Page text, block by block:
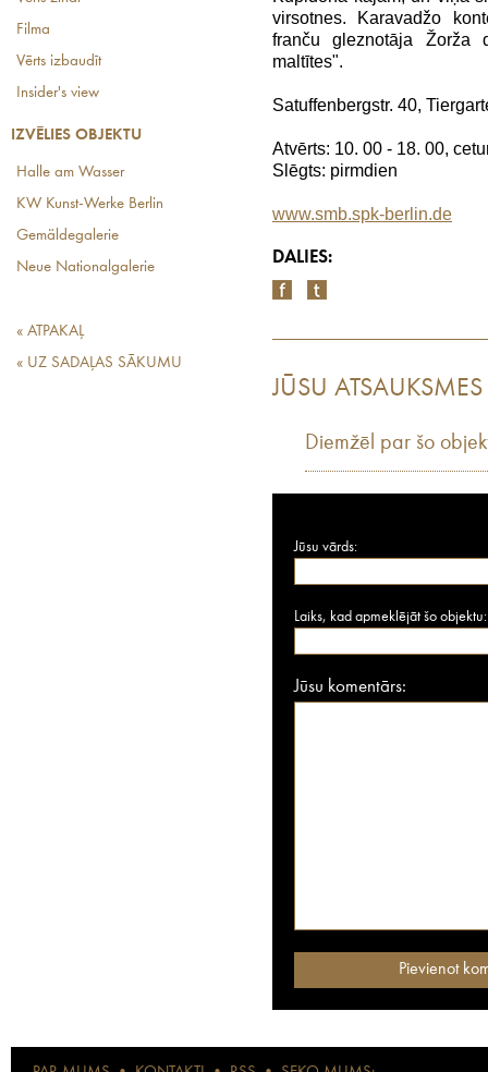
Filma
Vērts izbaudīt
Insider's view
IZVĒLIES OBJEKTU
Halle am Wasser
KW Kunst-Werke Berlin
Gemäldegalerie
Neue Nationalgalerie
« ATPAKAĻ
« UZ SADAĻAS SĀKUMU
virsotnes. Karavadžo
franču gleznotāja Žorža
maltītes".
Satuffenbergstr. 40,
Atvērts: 10. 00 - 18. 00,
Slēgts: pirmdien
www.smb.spk-berlin.de
DALIES:
JŪSU ATSAUKSMES
Diemžēl par šo
Jūsu vārds:
Laiks, kad apmeklējāt šo objektu:
Jūsu komentārs: